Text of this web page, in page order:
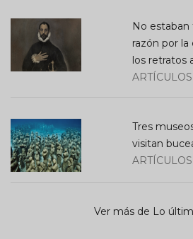
No estaban
razón por
los retratos
ARTÍCULOS
Tres
visitan
ARTÍCULOS
Ver más de Lo